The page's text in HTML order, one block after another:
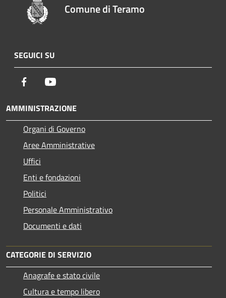
Comune di Teramo
SEGUICI SU
Facebook
AMMINISTRAZIONE
Organi di Governo
Aree Amministrative
Uffici
Enti e fondazioni
Politici
Personale Amministrativo
Documenti e dati
CATEGORIE DI SERVIZIO
Anagrafe e stato civile
Cultura e tempo libero